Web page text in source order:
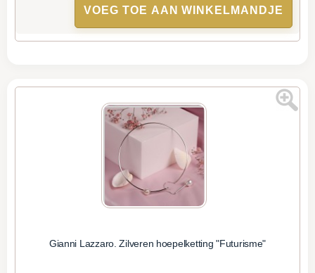
VOEG TOE AAN WINKELMANDJE
Gianni Lazzaro. Zilveren hoepelketting "Futurisme"